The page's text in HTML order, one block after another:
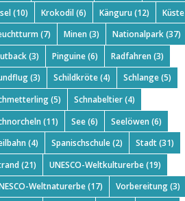
(10) Krokodil(6) Känguru (12) Küste
(7) Minen (3) Nationalpark(37)
(3) Pinguine(6) Radfahren (3)
(3) Schildkröte(4) Schlange(5)
(5) Schnabeltier(4)
(11) See(6) Seelöwen (6)
(4) Spanischschule(2) Stadt(31)
(21) UNESCO-Weltkulturerbe(19)
Weltnaturerbe(17) Vorbereitung(3)